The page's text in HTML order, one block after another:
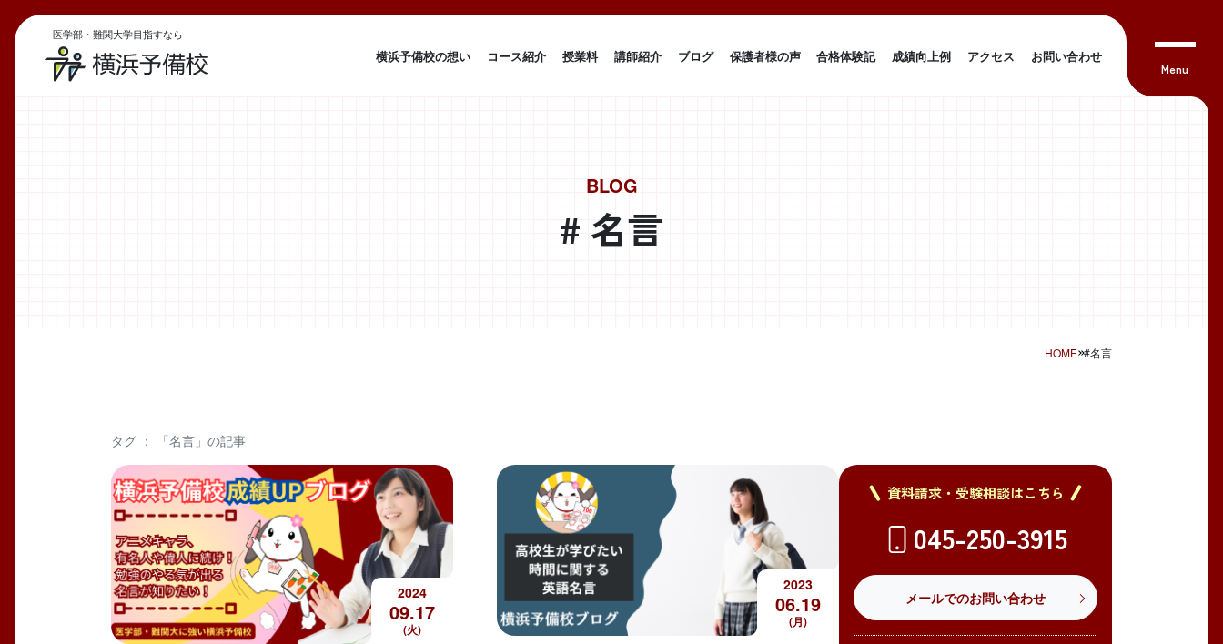
医学部・難関大学目指すなら
横浜予備校の想い コース紹介 授業料 講師紹介 ブログ 保護者様の声 合格体験記 成績向上例 アクセス お問い合わせ
BLOG
# 名言
HOME #名言
タグ ： 「名言」の記事
2024
09.17
(火)
2023
06.19
(月)
資料請求・受験相談はこちら
045-250-3915
メールでのお問い合わせ